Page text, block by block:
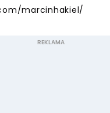
marcinhakiel/